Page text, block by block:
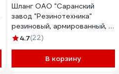
Шланг ОАО "Саранский
завод "Резинотехника"
резиновый, армированный, д.
25мм 4 Атм СзРТ (рукав)
0,4-В 20м
4.7(22)
В корзину